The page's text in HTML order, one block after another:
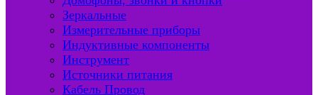
Зеркальные
Измерительные приборы
Индуктивные компоненты
Инструмент
Источники питания
Кабель Провод